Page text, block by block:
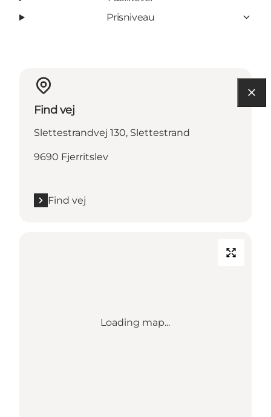
Prisniveau
Find vej
Slettestrandvej 130, Slettestrand
9690 Fjerritslev
Find vej
Loading map...